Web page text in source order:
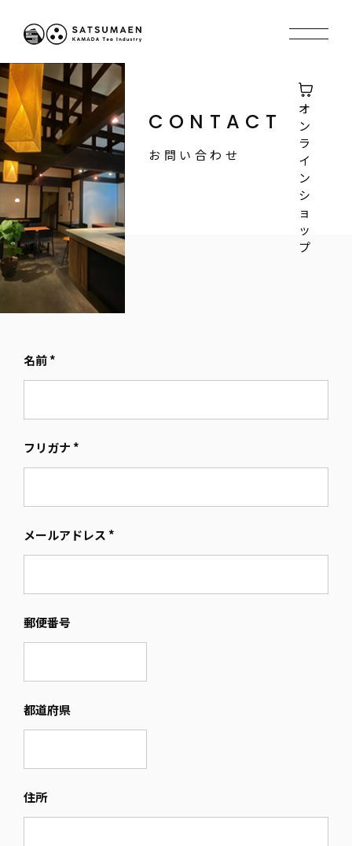
オ
ン
ラ
イ
ン
シ
ョ
ッ
プ
CONTACT
お問い合わせ
名前*
フリガナ*
メールアドレス*
郵便番号
都道府県
住所